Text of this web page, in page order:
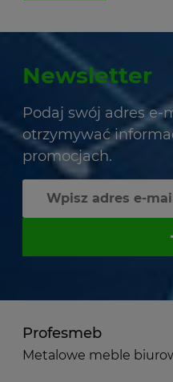
Newsletter
Podaj swój adres e-
otrzymywać
promocjach.
Profesmeb
Metalowe meble